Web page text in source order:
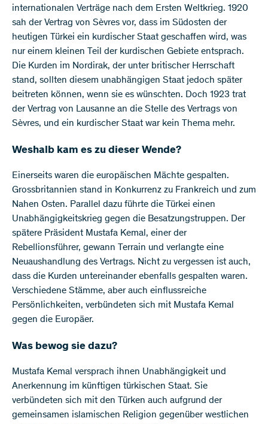
internationalen Verträge nach dem Ersten Weltkrieg. 1920
sah der Vertrag von Sèvres vor, dass im Südosten der
heutigen Türkei ein kurdischer Staat geschaffen wird, was
nur einem kleinen Teil der kurdischen Gebiete entsprach.
Die Kurden im Nordirak, der unter britischer Herrschaft
stand, sollten diesem unabhängigen Staat jedoch später
beitreten können, wenn sie es wünschten. Doch 1923 trat
der Vertrag von Lausanne an die Stelle des Vertrags von
Sèvres, und ein kurdischer Staat war kein Thema mehr.
Weshalb kam es zu dieser Wende?
Einerseits waren die europäischen Mächte gespalten.
Grossbritannien stand in Konkurrenz zu Frankreich und zum
Nahen Osten. Parallel dazu führte die Türkei einen
Unabhängigkeitskrieg gegen die Besatzungstruppen. Der
spätere Präsident Mustafa Kemal, einer der
Rebellionsführer, gewann Terrain und verlangte eine
Neuaushandlung des Vertrags. Nicht zu vergessen ist auch,
dass die Kurden untereinander ebenfalls gespalten waren.
Verschiedene Stämme, aber auch einflussreiche
Persönlichkeiten, verbündeten sich mit Mustafa Kemal
gegen die Europäer.
Was bewog sie dazu?
Mustafa Kemal versprach ihnen Unabhängigkeit und
Anerkennung im künftigen türkischen Staat. Sie
verbündeten sich mit den Türken auch aufgrund der
gemeinsamen islamischen Religion gegenüber westlichen